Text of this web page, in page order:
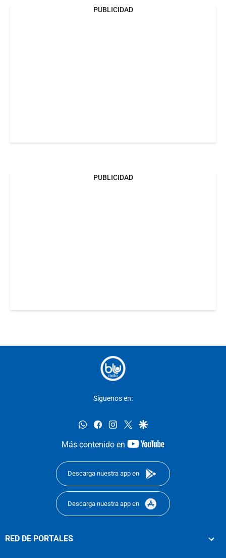
PUBLICIDAD
PUBLICIDAD
Síguenos en:
whatsappfacebookinstagram
twittergoogle
Más contenido en
youtube-
Descarga nuestra app en
Descarga nuestra app en
RED DE PORTALES